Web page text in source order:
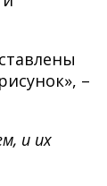
–
и их